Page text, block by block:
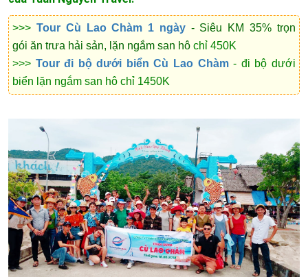
>>>Tour Cù Lao Chàm 1 ngày- Siêu KM 35% trọn
gói ăn trưa hải sản, lặn ngắm san hô chỉ 450K
>>> Tour đi bộ dưới biển Cù Lao Chàm- đi bộ dưới
biển lặn ngắm san hô chỉ 1450K